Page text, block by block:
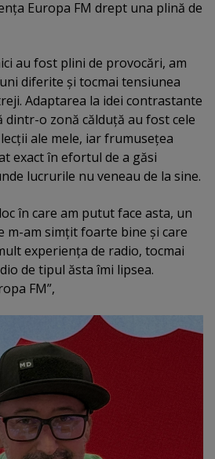
Europa FM drept una plină de
au fost plini de provocări, am
diferite şi tocmai tensiunea
Adaptarea la idei contrastante
dintr-o zonă călduţă au fost cele
ale mele, iar frumuseţea
exact în efortul de a găsi
lucrurile nu veneau de la sine.
în care am putut face asta, un
m-am simţit foarte bine şi care
experienţa de radio, tocmai
de tipul ăsta îmi lipsea.
FM”,